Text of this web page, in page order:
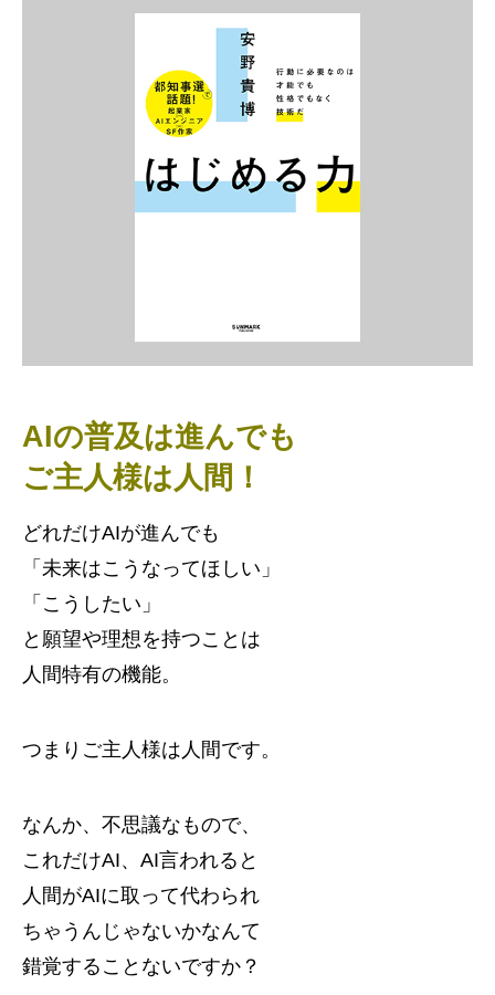
AIの普及は進んでも
ご主人様は人間！
どれだけAIが進んでも
「未来はこうなってほしい」
「こうしたい」
と願望や理想を持つことは
人間特有の機能。
つまりご主人様は人間です。
なんか、不思議なもので、
これだけAI、AI言われると
人間がAIに取って代わられ
ちゃうんじゃないかなんて
錯覚することないですか？